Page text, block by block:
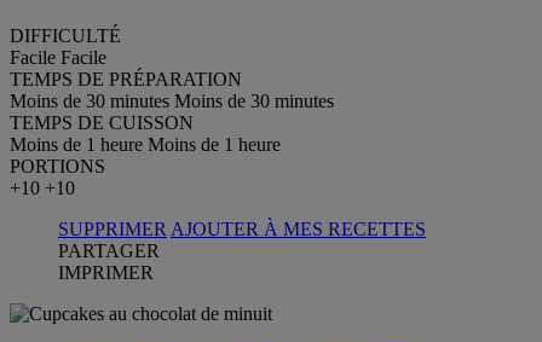
DIFFICULTÉ
Facile Facile
TEMPS DE PRÉPARATION
Moins de 30 minutes Moins de 30 minutes
TEMPS DE CUISSON
Moins de 1 heure Moins de 1 heure
PORTIONS
+10 +10
SUPPRIMER AJOUTER À MES RECETTES
PARTAGER
IMPRIMER